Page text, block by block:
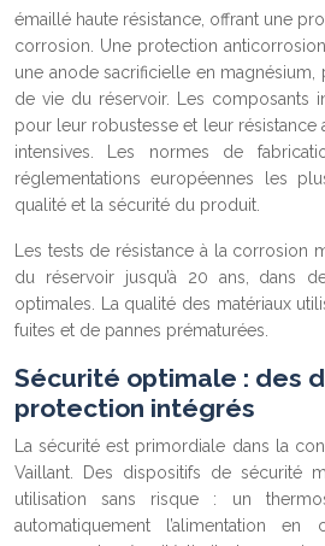
émaillé haute résistance, offrant une
corrosion. Une protection
une anode sacrificielle en
de vie du réservoir. Les composants
pour leur robustesse et leur résistance
intensives. Les normes de
réglementations européennes les
qualité et la sécurité du produit.
Les tests de résistance à la corrosion
du réservoir jusqu’à 20 ans, dans
optimales. La qualité des matériaux
fuites et de pannes prématurées.
Sécurité optimale : des
protection intégrés
La sécurité est primordiale dans la
Vaillant. Des dispositifs de sécurité
utilisation sans risque : un
automatiquement l’alimentation